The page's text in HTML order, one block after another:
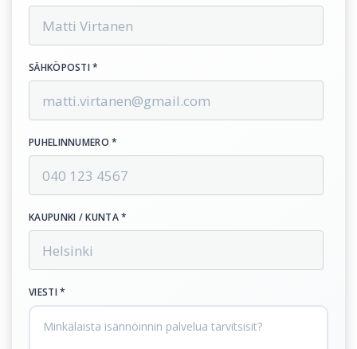
SÄHKÖPOSTI *
PUHELINNUMERO *
KAUPUNKI / KUNTA *
VIESTI *